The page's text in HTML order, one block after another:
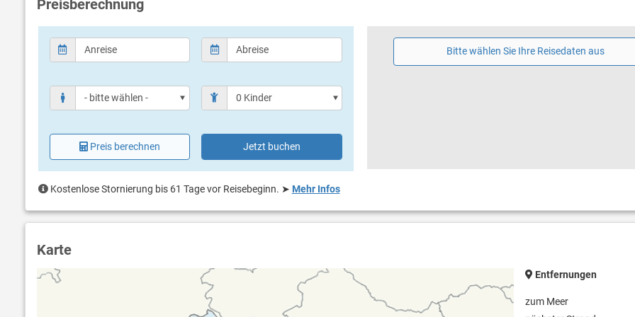
Preisberechnung
Preis berechnen Jetzt buchen
Kostenlose Stornierung bis 61 Tage vor Reisebeginn. ➤ Mehr Infos
Bitte wählen Sie Ihre Reisedaten aus
Karte
Entfernungen
zum Meer